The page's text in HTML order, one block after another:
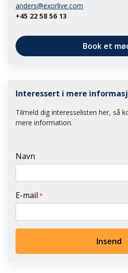
Interessert i mere
Tilmeld dig interesselisten her, så
mere information.
Navn
E-mail *
Insend
anders@exorlive.com
+45 22 58 56 13
Book et